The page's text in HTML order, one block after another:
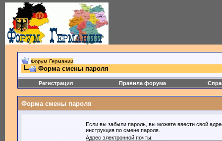
Форум Германии
Форма смены пароля
Регистрация Правила форума
Форма смены пароля
Если вы забыли пароль, вы можете ввести свой
инструкция по смене пароля.
Адрес электронной почты: